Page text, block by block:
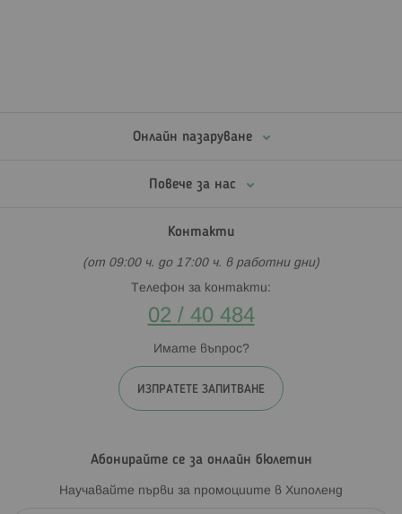
Онлайн пазаруване
Повече за нас
Контакти
(от 09:00 ч. до 17:00 ч. в работни дни)
Телефон за контакти:
02 / 40 484
Имате въпрос?
ИЗПРАТЕТЕ ЗАПИТВАНЕ
Абонирайте се за онлайн бюлетин
Научавайте първи за промоциите в Хиполенд